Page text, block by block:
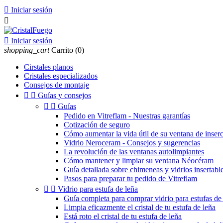
 Iniciar sesión

 Iniciar sesión
shopping_cart Carrito (0)
Cirstales planos
Cristales especializados
Consejos de montaje
  Guías y consejos
  Guías
Pedido en Vitreflam - Nuestras garantías
Cotización de seguro
Cómo aumentar la vida útil de su ventana de
Vidrio Neroceram - Consejos y sugerencias
La revolución de las ventanas autolimpiantes
Cómo mantener y limpiar su ventana Néocéram
Guía detallada sobre chimeneas y vidrios
Pasos para preparar tu pedido de Vitreflam
  Vidrio para estufa de leña
Guía completa para comprar vidrio para estufas de
Limpia eficazmente el cristal de tu estufa de leña
Está roto el cristal de tu estufa de leña